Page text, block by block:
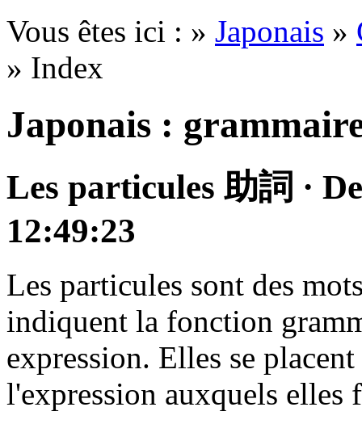
Vous êtes ici : » Japonais »
» Index
Japonais :
Les particules 助詞 ·
12:49:23
Les particules sont des
indiquent la fonction
expression. Elles se
l'expression auxquels elles